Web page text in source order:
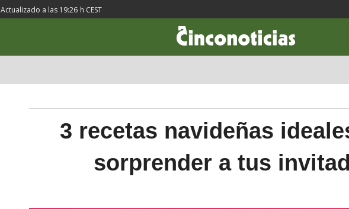
Actualizado a las 19:26 h CEST
3 recetas navideñas
sorprender a tus